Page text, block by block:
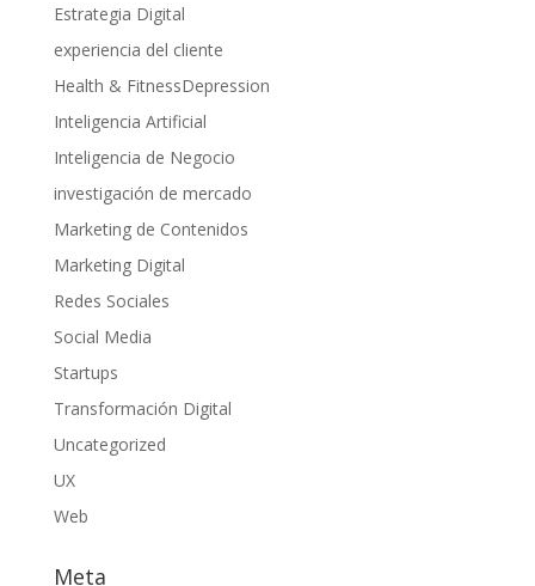
Estrategia Digital
experiencia del cliente
Health & FitnessDepression
Inteligencia Artificial
Inteligencia de Negocio
investigación de mercado
Marketing de Contenidos
Marketing Digital
Redes Sociales
Social Media
Startups
Transformación Digital
Uncategorized
UX
Web
Meta